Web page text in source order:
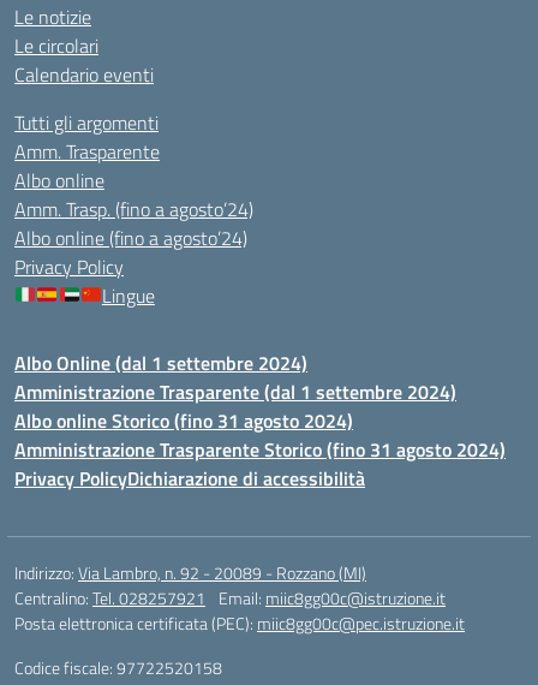
Le notizie
Le circolari
Calendario eventi
Tutti gli argomenti
Amm. Trasparente
Albo online
Amm. Trasp. (fino a agosto’24)
Albo online (fino a agosto’24)
Privacy Policy
Lingue
Albo Online (dal 1 settembre 2024)
Amministrazione Trasparente (dal 1 settembre 2024)
Albo online Storico (fino 31 agosto 2024)
Amministrazione Trasparente Storico (fino 31 agosto 2024)
Privacy PolicyDichiarazione di accessibilità
Indirizzo:Via Lambro, n. 92 - 20089 - Rozzano (MI)
Centralino:Tel. 028257921 Email: miic8gg00c@istruzione.it
Posta elettronica certificata (PEC): miic8gg00c@pec.istruzione.it
Codice fiscale: 97722520158